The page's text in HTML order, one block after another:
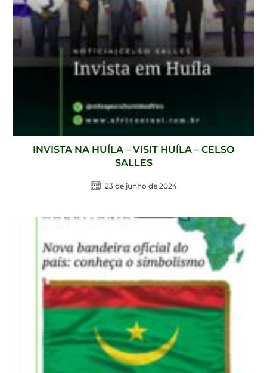
INVISTA NA HUÍLA – VISIT HUÍLA – CELSO
SALLES
23 de junho de 2024